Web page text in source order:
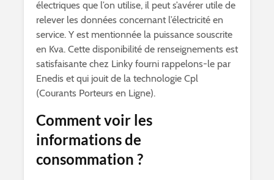
électriques que l’on utilise, il peut s’avérer utile de
relever les données concernant l’électricité en
service. Y est mentionnée la puissance souscrite
en Kva. Cette disponibilité de renseignements est
satisfaisante chez Linky fourni rappelons-le par
Enedis et qui jouit de la technologie Cpl
(Courants Porteurs en Ligne).
Comment voir les
informations de
consommation ?